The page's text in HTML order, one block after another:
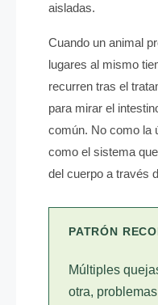
aisladas.
Cuando un animal
lugares al mismo
recurren tras el
para mirar el
común. No como la
como el sistema
del cuerpo a través
PATRÓN
Múltiples
otra,